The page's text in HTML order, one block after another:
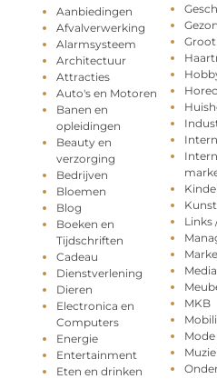
Aanbiedingen
Afvalverwerking
Alarmsysteem
Architectuur
Attracties
Auto's en Motoren
Banen en
opleidingen
Beauty en
verzorging
Bedrijven
Bloemen
Blog
Boeken en
Tijdschriften
Cadeau
Dienstverlening
Dieren
Electronica en
Computers
Energie
Entertainment
Eten en drinken
Links
Media
MKB